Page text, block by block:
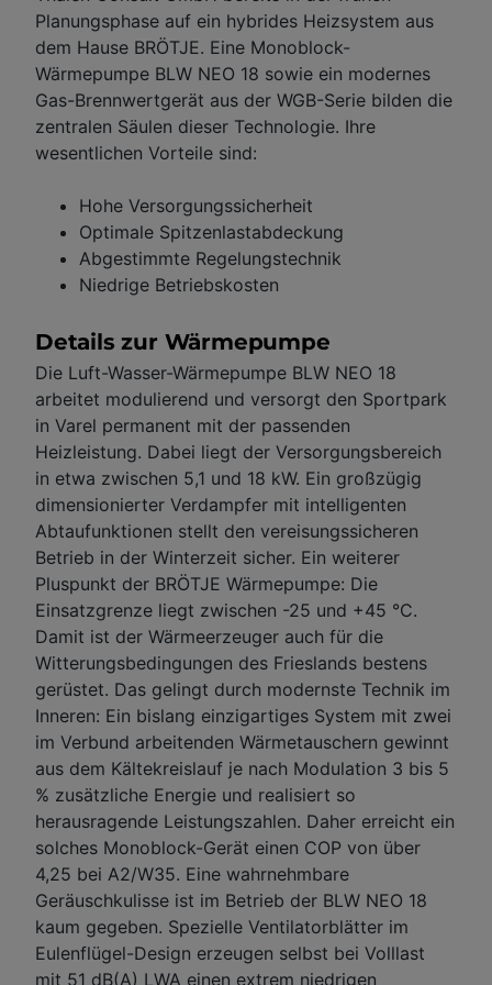
Planungsphase auf ein hybrides Heizsystem aus
dem Hause BRÖTJE. Eine Monoblock-
Wärmepumpe BLW NEO 18 sowie ein modernes
Gas-Brennwertgerät aus der WGB-Serie bilden die
zentralen Säulen dieser Technologie. Ihre
wesentlichen Vorteile sind:
Hohe Versorgungssicherheit
Optimale Spitzenlastabdeckung
Abgestimmte Regelungstechnik
Niedrige Betriebskosten
Details zur Wärmepumpe
Die Luft-Wasser-Wärmepumpe BLW NEO 18
arbeitet modulierend und versorgt den Sportpark
in Varel permanent mit der passenden
Heizleistung. Dabei liegt der Versorgungsbereich
in etwa zwischen 5,1 und 18 kW. Ein großzügig
dimensionierter Verdampfer mit intelligenten
Abtaufunktionen stellt den vereisungssicheren
Betrieb in der Winterzeit sicher. Ein weiterer
Pluspunkt der BRÖTJE Wärmepumpe: Die
Einsatzgrenze liegt zwischen -25 und +45 °C.
Damit ist der Wärmeerzeuger auch für die
Witterungsbedingungen des Frieslands bestens
gerüstet. Das gelingt durch modernste Technik im
Inneren: Ein bislang einzigartiges System mit zwei
im Verbund arbeitenden Wärmetauschern gewinnt
aus dem Kältekreislauf je nach Modulation 3 bis 5
% zusätzliche Energie und realisiert so
herausragende Leistungszahlen. Daher erreicht ein
solches Monoblock-Gerät einen COP von über
4,25 bei A2/W35. Eine wahrnehmbare
Geräuschkulisse ist im Betrieb der BLW NEO 18
kaum gegeben. Spezielle Ventilatorblätter im
Eulenflügel-Design erzeugen selbst bei Volllast
mit 51 dB(A) LWA einen extrem niedrigen